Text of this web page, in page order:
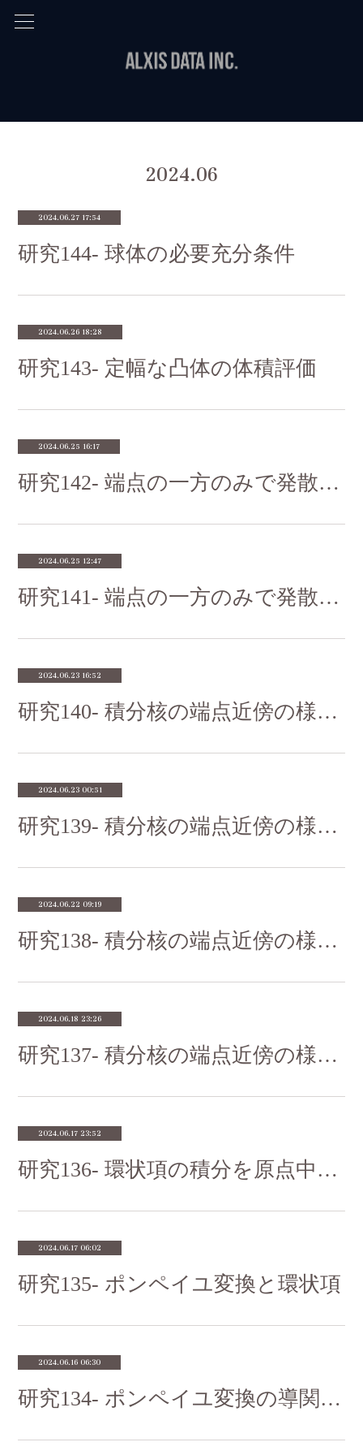
2024.06
2024.06.27 17:54
研究144- 球体の必要充分条件
2024.06.26 18:28
研究143- 定幅な凸体の体積評価
2024.06.25 16:17
研究142- 端点の一方のみで発散する積分核その２
2024.06.25 12:47
研究141- 端点の一方のみで発散する積分核その１
2024.06.23 16:52
研究140- 積分核の端点近傍の様子その４
2024.06.23 00:51
研究139- 積分核の端点近傍の様子その３
2024.06.22 09:19
研究138- 積分核の端点近傍の様子その２
2024.06.18 23:26
研究137- 積分核の端点近傍の様子その１
2024.06.17 23:52
研究136- 環状項の積分を原点中心の動径表示へ変換する
2024.06.17 06:02
研究135- ポンペイユ変換と環状項
2024.06.16 06:30
研究134- ポンペイユ変換の導関数を弧長表示で書き換える